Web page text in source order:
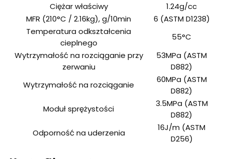
Ciężar właściwy
1.24g/cc
MFR (210°C / 2.16kg), g/10min
6 (ASTM D1238)
Temperatura odkształcenia
cieplnego
55°C
Wytrzymałość na rozciąganie przy
zerwaniu
53MPa (ASTM
D882)
Wytrzymałość na rozciąganie
60MPa (ASTM
D882)
Moduł sprężystości
3.5MPa (ASTM
D882)
Odporność na uderzenia
16J/m (ASTM
D256)